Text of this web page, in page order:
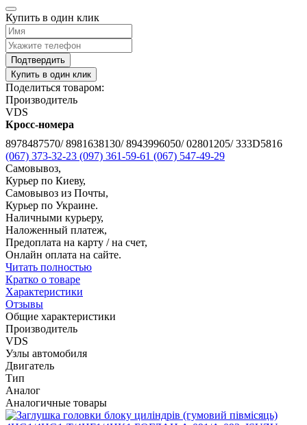
Купить в один клик
Подтвердить
Купить в один клик
Поделиться товаром:
Производитель
VDS
Кросс-номера
8978487570/ 8981638130/ 8943996050/ 02801205/ 333D5816
(067) 373-32-23 (097) 361-59-61 (067) 547-49-29
Самовывоз,
Курьер по Киеву,
Самовывоз из Почты,
Курьер по Украине.
Наличными курьеру,
Наложенный платеж,
Предоплата на карту / на счет,
Онлайн оплата на сайте.
Читать полностью
Кратко о товаре
Характеристики
Отзывы
Общие характеристики
Производитель
VDS
Узлы автомобиля
Двигатель
Тип
Аналог
Аналогичные товары